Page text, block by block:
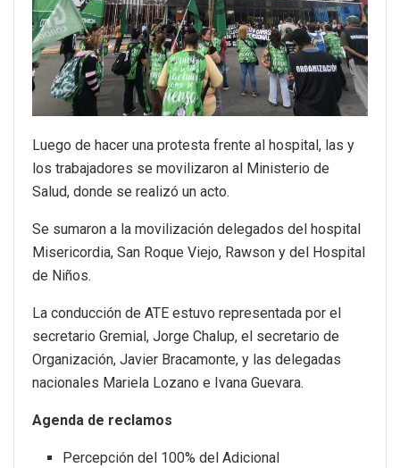
Luego de hacer una protesta frente al hospital, las y
los trabajadores se movilizaron al Ministerio de
Salud, donde se realizó un acto.
Se sumaron a la movilización delegados del hospital
Misericordia, San Roque Viejo, Rawson y del Hospital
de Niños.
La conducción de ATE estuvo representada por el
secretario Gremial, Jorge Chalup, el secretario de
Organización, Javier Bracamonte, y las delegadas
nacionales Mariela Lozano e Ivana Guevara.
Agenda de reclamos
Percepción del 100% del Adicional